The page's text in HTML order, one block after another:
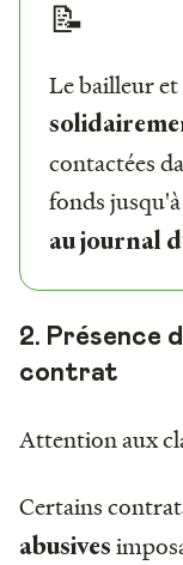
📝
Le bailleur
contactées
fonds
au journal
2. Présence
contrat
Attention aux
Certains
abusives